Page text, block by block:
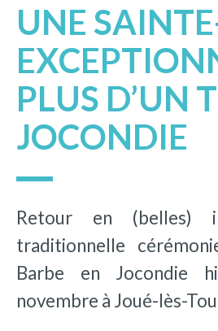
UNE
PLUS D’UN
JOCONDIE
Retour en (belles)
traditionnelle
Barbe en Jocondie
novembre à Joué-lès-